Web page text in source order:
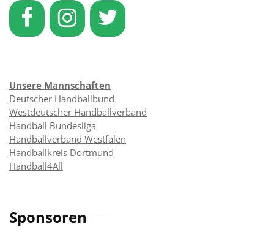
Unsere Mannschaften
Deutscher Handballbund
Westdeutscher Handballverband
Handball Bundesliga
Handballverband Westfalen
Handballkreis Dortmund
Handball4All
Sponsoren